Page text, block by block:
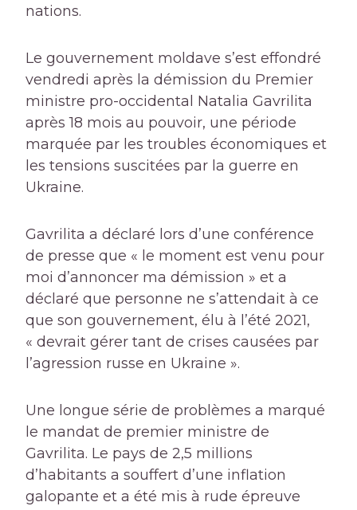
nations.
Le gouvernement moldave s’est effondré
vendredi après la démission du Premier
ministre pro-occidental Natalia Gavrilita
après 18 mois au pouvoir, une période
marquée par les troubles économiques et
les tensions suscitées par la guerre en
Ukraine.
Gavrilita a déclaré lors d’une conférence
de presse que « le moment est venu pour
moi d’annoncer ma démission » et a
déclaré que personne ne s’attendait à ce
que son gouvernement, élu à l’été 2021,
« devrait gérer tant de crises causées par
l’agression russe en Ukraine ».
Une longue série de problèmes a marqué
le mandat de premier ministre de
Gavrilita. Le pays de 2,5 millions
d’habitants a souffert d’une inflation
galopante et a été mis à rude épreuve